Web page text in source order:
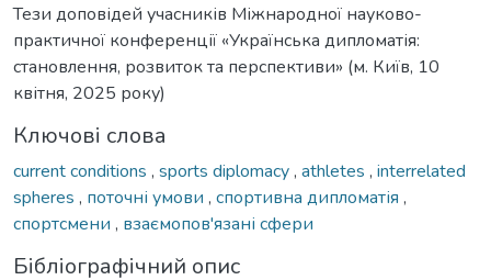
Тези доповідей учасників Міжнародної науково-
практичної конференції «Українська дипломатія:
становлення, розвиток та перспективи» (м. Київ, 10
квітня, 2025 року)
Ключові слова
current conditions , sports diplomacy, athletes , interrelated
spheres , поточні умови , спортивна дипломатія ,
спортсмени , взаємопов'язані сфери
Бібліографічний опис